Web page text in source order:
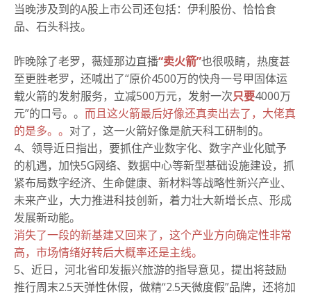
当晚涉及到的A股上市公司还包括：伊利股份、恰恰食
品、石头科技。
昨晚除了老罗，薇娅那边直播“卖火箭”也很吸睛，热度甚
至更胜老罗，还喊出了“原价4500万的快舟一号甲固体运
载火箭的发射服务，立减500万元，发射一次只要4000万
元”的口号。。 而且这火箭最后好像还真卖出去了，大佬真
的是多。。 对了，这一火箭好像是航天科工研制的。
4、领导近日指出，要抓住产业数字化、数字产业化赋予
的机遇，加快5G网络、数据中心等新型基础设施建设，抓
紧布局数字经济、生命健康、新材料等战略性新兴产业、
未来产业，大力推进科技创新，着力壮大新增长点、形成
发展新动能。
消失了一段的新基建又回来了，这个产业方向确定性非常
高，市场情绪好转后大概率还是主线。
5、近日，河北省印发振兴旅游的指导意见，提出将鼓励
推行周末2.5天弹性休假，做精“2.5天微度假”品牌，还将加